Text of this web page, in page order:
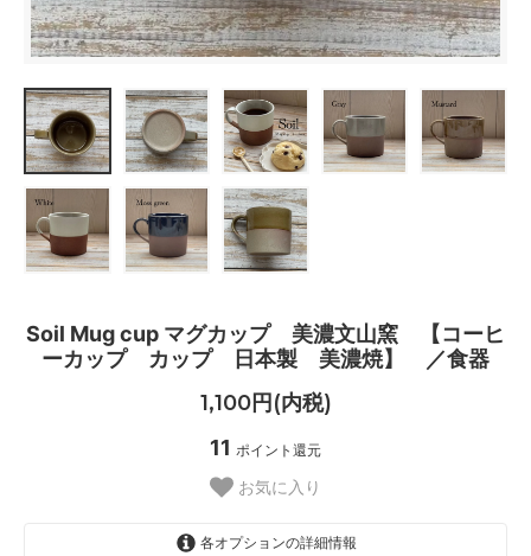
Soil Mug cup マグカップ 美濃文山窯 【コーヒ
ーカップ カップ 日本製 美濃焼】 ／食器
1,100円(内税)
11 ポイント還元
お気に入り
各オプションの詳細情報